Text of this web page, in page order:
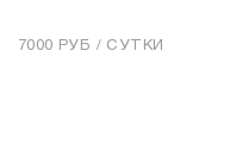
7000 РУБ / СУТКИ